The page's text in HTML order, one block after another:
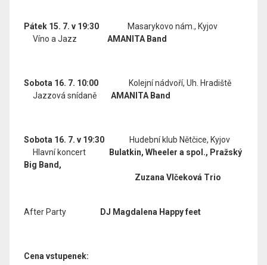
Pátek 15. 7. v 19:30
Masarykovo nám., Kyjov
Víno a Jazz
AMANITA Band
Sobota 16. 7. 10:00
Kolejní nádvoří, Uh. Hradiště
Jazzová snídaně
AMANITA Band
Sobota 16. 7. v 19:30
Hudební klub Nětčice, Kyjov
Hlavní koncert
Bulatkin, Wheeler a spol., Pražský
Big Band,
Zuzana Vlčeková Trio
After Party DJ Magdalena Happy feet
Cena vstupenek: